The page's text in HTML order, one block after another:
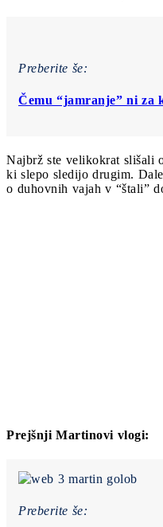
Preberite še:
Čemu “jamranje” ni za
Najbrž ste velikokrat slišali
ki slepo sledijo drugim.
o duhovnih vajah v “štali”
Prejšnji Martinovi vlogi:
Preberite še: